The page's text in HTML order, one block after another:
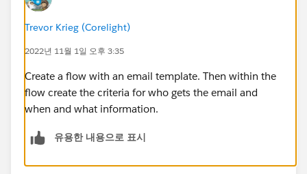
Trevor Krieg (Corelight)
2022년 11월 1일 오후 3:35
Create a flow with an email template. Then within the
flow create the criteria for who gets the email and
when and what information.
유용한 내용으로 표시